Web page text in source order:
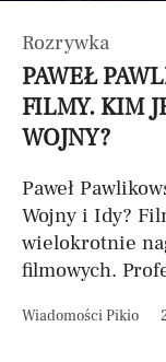
Rozrywka
PAWEŁ
FILMY. KIM
WOJNY?
Paweł
Wojny i Idy?
wielokrotnie
filmowych.
Wiadomości Pikio